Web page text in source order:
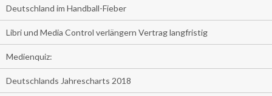
Deutschland im Handball-Fieber
Libri und Media Control verlängern Vertrag langfristig
Medienquiz:
Deutschlands Jahrescharts 2018